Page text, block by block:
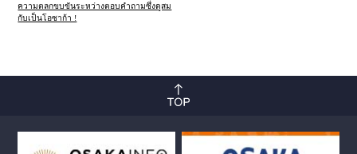
ความตลกขบขันระหว่างตอบคำถามซึ่งดูสม
กับเป็นโอซาก้า !